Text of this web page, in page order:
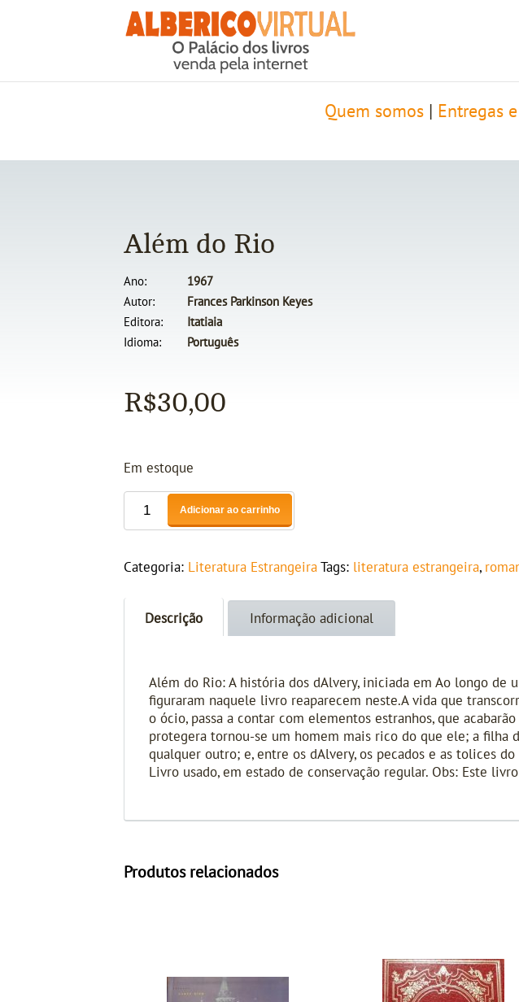
Quem somos Entregas
Além do Rio
Ano
1967
Autor
Frances Parkinson Keyes
Editora
Itatiaia
Idioma
Português
R$30,00
Em estoque
Adicionar ao carrinho
Categoria: Literatura Estrangeira Tags: literatura estrangeira,
Descrição Informação adicional
Além do Rio: A história dos dAlvery, iniciada em Ao longo de
figuraram naquele livro reaparecem neste.A vida que
o ócio, passa a contar com elementos estranhos, que
protegera tornou-se um homem mais rico do que ele; a filha
qualquer outro; e, entre os dAlvery, os pecados e as tolices
Livro usado, em estado de conservação regular. Obs: Este
Produtos relacionados